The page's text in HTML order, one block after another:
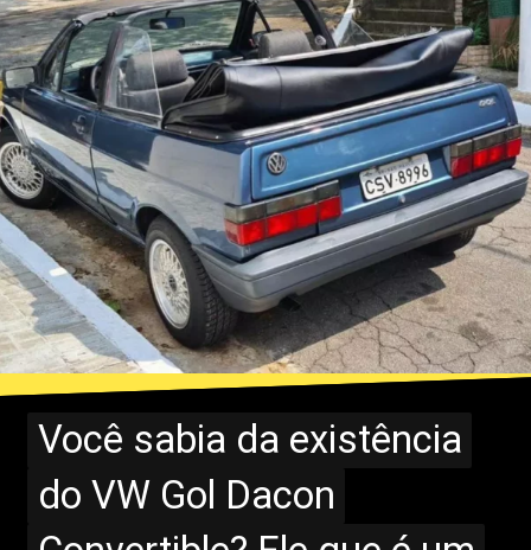
Você sabia da existência
do VW Gol Dacon
Você sabia da existência
do VW Gol Dacon